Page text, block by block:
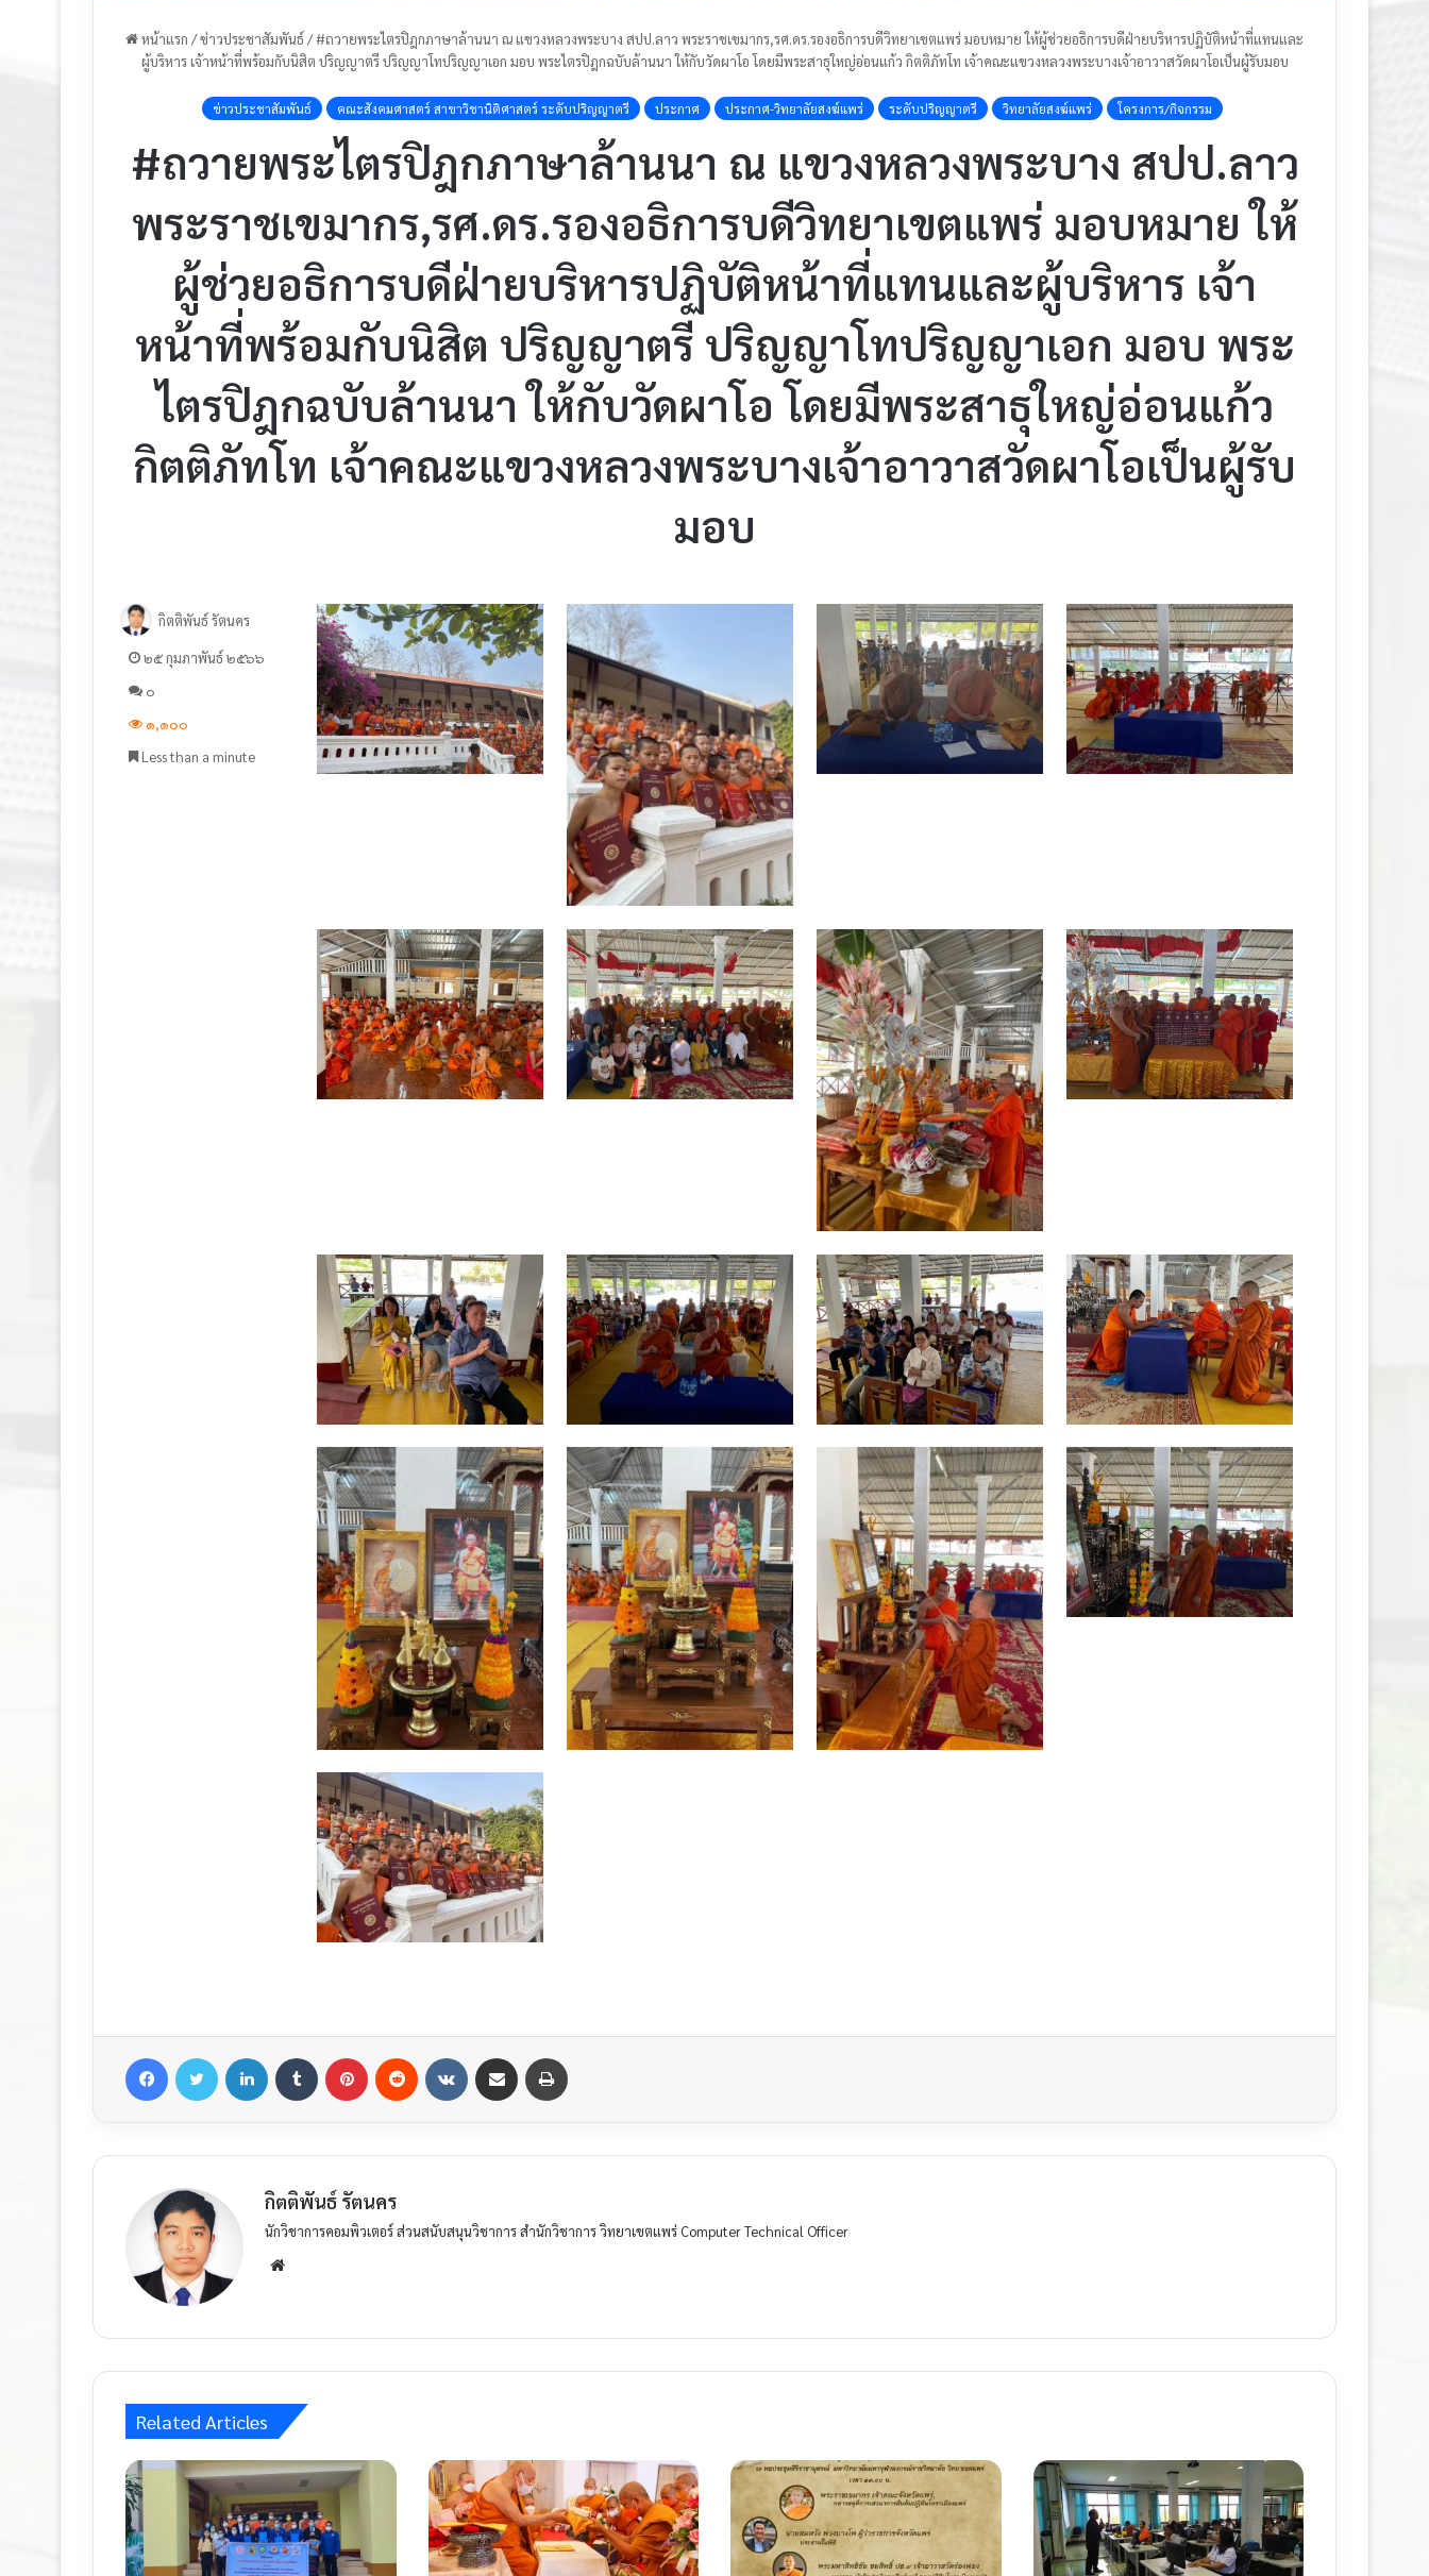
หน้าแรก /ข่าวประชาสัมพันธ์/#ถวายพระไตรปิฎกภาษาล้านนา ณ แขวงหลวงพระบาง สปป.ลาว พระราชเขมากร,รศ.ดร.รองอธิการบดีวิทยาเขตแพร่ มอบหมาย ให้ผู้ช่วยอธิการบดีฝ่ายบริหารปฏิบัติหน้าที่แทนและ
ผู้บริหาร เจ้าหน้าที่พร้อมกับนิสิต ปริญญาตรี ปริญญาโทปริญญาเอก มอบ พระไตรปิฎกฉบับล้านนา ให้กับวัดผาโอ โดยมีพระสาธุใหญ่อ่อนแก้ว กิตติภัทโท เจ้าคณะแขวงหลวงพระบางเจ้าอาวาสวัดผาโอเป็นผู้รับมอบ
ข่าวประชาสัมพันธ์ คณะสังคมศาสตร์ สาขาวิชานิติศาสตร์ ระดับปริญญาตรี ประกาศ ประกาศ-วิทยาลัยสงฆ์แพร่ ระดับปริญญาตรี วิทยาลัยสงฆ์แพร่ โครงการ/กิจกรรม
#ถวายพระไตรปิฎกภาษาล้านนา ณ แขวงหลวงพระบาง สปป.ลาว
พระราชเขมากร,รศ.ดร.รองอธิการบดีวิทยาเขตแพร่ มอบหมาย ให้
ผู้ช่วยอธิการบดีฝ่ายบริหารปฏิบัติหน้าที่แทนและผู้บริหาร เจ้า
หน้าที่พร้อมกับนิสิต ปริญญาตรี ปริญญาโทปริญญาเอก มอบ พระ
ไตรปิฎกฉบับล้านนา ให้กับวัดผาโอ โดยมีพระสาธุใหญ่อ่อนแก้ว
กิตติภัทโท เจ้าคณะแขวงหลวงพระบางเจ้าอาวาสวัดผาโอเป็นผู้รับ
มอบ
กิตติพันธ์ รัตนคร
๒๕ กุมภาพันธ์ ๒๕๖๖
๐
๑,๑๐๐
Less than a minute
กิตติพันธ์ รัตนคร
นักวิชาการคอมพิวเตอร์ ส่วนสนับสนุนวิชาการ สำนักวิชาการ วิทยาเขตแพร่ Computer Technical Officer
Related Articles